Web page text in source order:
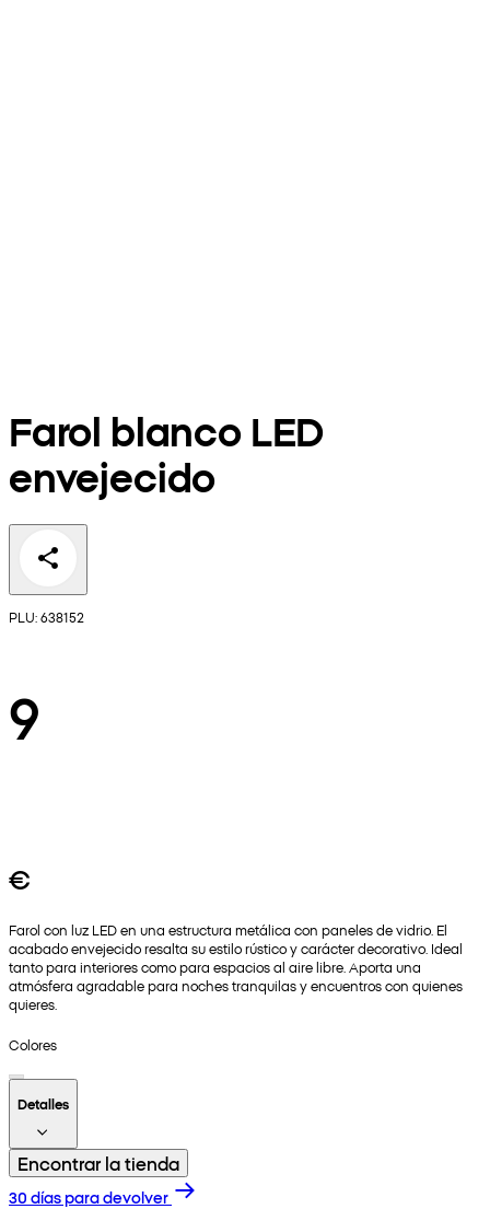
Farol blanco LED
envejecido
PLU: 638152
9
€
Farol con luz LED en una estructura metálica con paneles de vidrio. El
acabado envejecido resalta su estilo rústico y carácter decorativo. Ideal
tanto para interiores como para espacios al aire libre. Aporta una
atmósfera agradable para noches tranquilas y encuentros con quienes
quieres.
Colores
Detalles
Encontrar la tienda
30 días para devolver